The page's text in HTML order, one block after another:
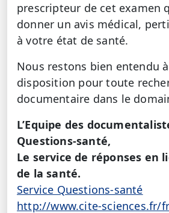
prescripteur de cet examen
donner un avis médical,
à votre état de santé.
Nous restons bien entendu
disposition pour toute
documentaire dans le
L’Equipe des
Questions-santé,
Le service de réponses en
de la santé.
Service Questions-santé
http://www.cite-sciences.fr/